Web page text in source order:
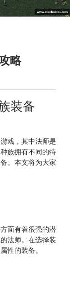
略
装备
戏，其中法师是
族拥有不同的特
。本文将为大家
面有着很强的潜
法师。在选择装
性的装备。